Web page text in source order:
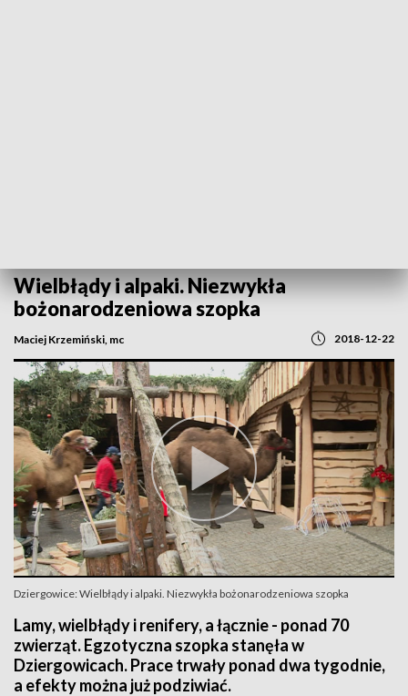
Wielbłądy i alpaki. Niezwykła
bożonarodzeniowa szopka
Maciej Krzemiński, mc 2018-12-22
Dziergowice: Wielbłądy i alpaki. Niezwykła bożonarodzeniowa szopka
Lamy, wielbłądy i renifery, a łącznie - ponad 70
zwierząt. Egzotyczna szopka stanęła w
Dziergowicach. Prace trwały ponad dwa tygodnie,
a efekty można już podziwiać.